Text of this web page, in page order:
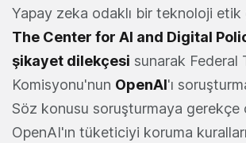
Yapay zeka odaklı bir teknoloji etik
The Center for AI and Digital
şikayet dilekçesi sunarak Federal
Komisyonu'nun OpenAI'ı
Söz konusu soruşturmaya gerekçe
OpenAI'ın tüketiciyi koruma